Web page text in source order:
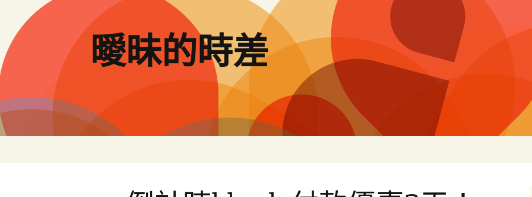
要
內
容
曖昧的時差